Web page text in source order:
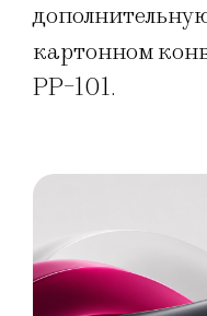
картонном
PP-101.